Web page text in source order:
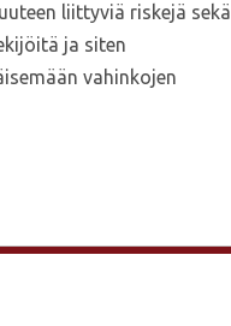
liittyviä riskejä sekä
ja siten
vahinkojen